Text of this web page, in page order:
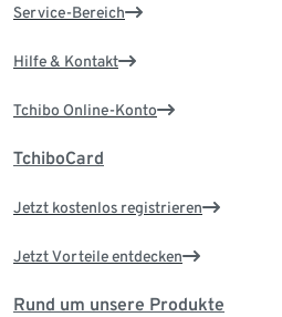
Service-Bereich
Hilfe & Kontakt
Tchibo Online-Konto
TchiboCard
Jetzt kostenlos registrieren
Jetzt Vorteile entdecken
Rund um unsere Produkte